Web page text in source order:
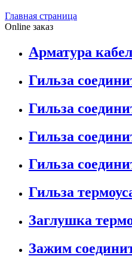
Главная страница
Оnline заказ
Арматура
Гильза
Гильза
Гильза
Гильза
Гильза
Заглушка
Зажим